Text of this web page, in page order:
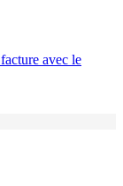
avec le